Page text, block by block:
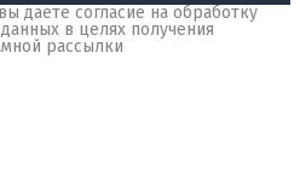
даете согласие на обработку
в целях получения
рассылки